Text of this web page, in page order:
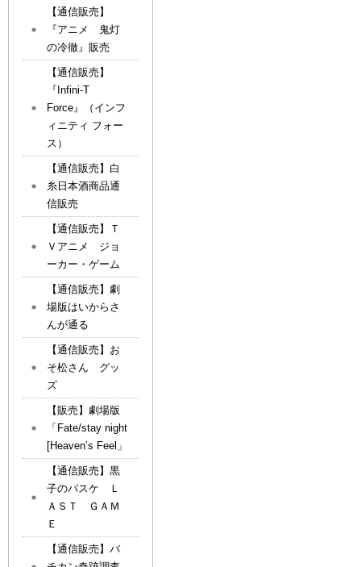
【通信販売】
『アニメ 鬼灯
の冷徹』販売
【通信販売】
『Infini-T
Force』（インフ
ィニティ フォー
ス）
【通信販売】白
糸日本酒商品通
信販売
【通信販売】Ｔ
Ｖアニメ ジョ
ーカー・ゲーム
【通信販売】劇
場版はいからさ
んが通る
【通信販売】お
そ松さん グッ
ズ
【販売】劇場版
「Fate/stay night
[Heaven’s Feel」
【通信販売】黒
子のバスケ Ｌ
ＡＳＴ ＧＡＭ
Ｅ
【通信販売】バ